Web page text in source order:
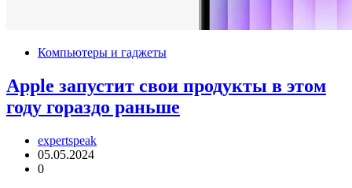
Компьютеры и гаджеты
Apple запустит свои продукты в этом
году гораздо раньше
expertspeak
05.05.2024
0